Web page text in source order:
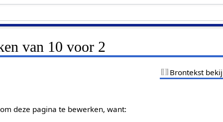
van 10 voor 2
Brontekst
deze pagina te bewerken, want: